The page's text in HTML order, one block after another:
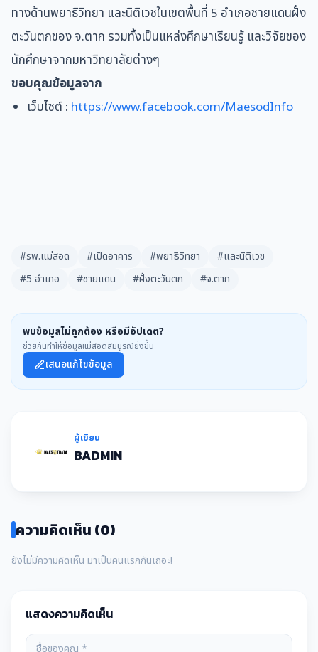
ทางด้านพยาธิวิทยา และนิติเวชในเขตพื้นที่ 5 อำเภอชายแดนฝั่ง
ตะวันตกของ จ.ตาก รวมทั้งเป็นแหล่งศึกษาเรียนรู้ และวิจัยของ
นักศึกษาจากมหาวิทยาลัยต่างๆ
ขอบคุณข้อมูลจาก
เว็บไซต์ :https://www.facebook.com/MaesodInfo
#รพ.แม่สอด #เปิดอาคาร #พยาธิวิทยา
#และนิติเวช
#5 อำเภอ
#ชายแดน #ฝั่งตะวันตก #จ.ตาก
พบข้อมูลไม่ถูกต้อง หรือมีอัปเดต?
ช่วยกันทำให้ข้อมูลแม่สอดสมบูรณ์ยิ่งขึ้น
เสนอแก้ไขข้อมูล
ผู้เขียน
BADMIN
ความคิดเห็น (0)
ยังไม่มีความคิดเห็น มาเป็นคนแรกกันเถอะ!
แสดงความคิดเห็น